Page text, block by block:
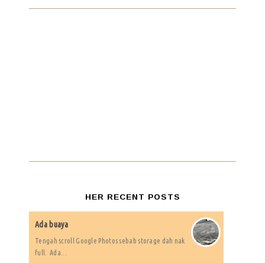
HER RECENT POSTS
Ada buaya
Tengah scroll Google Photos sebab storage dah nak
full. Ada...